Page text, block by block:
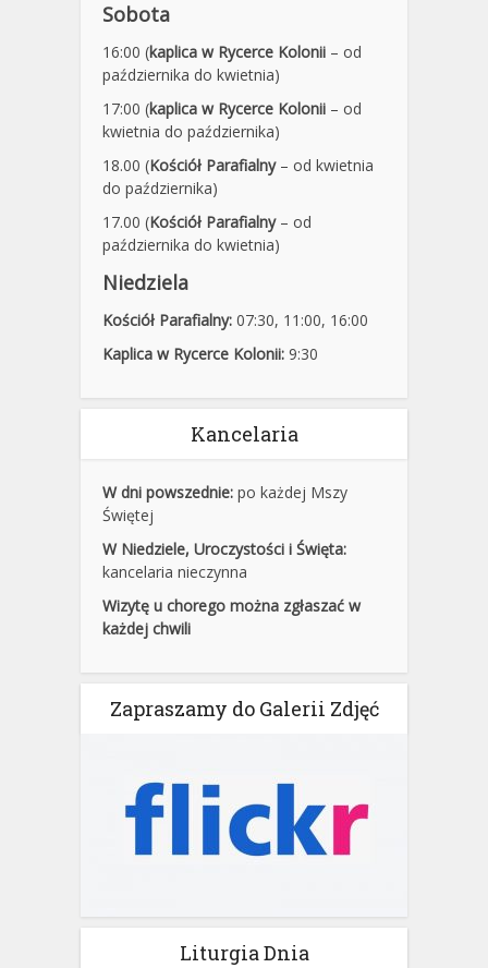
Sobota
16:00 (kaplica w Rycerce Kolonii – od
października do kwietnia)
17:00 (kaplica w Rycerce Kolonii – od
kwietnia do października)
18.00 (Kościół Parafialny– od kwietnia
do października)
17.00 (Kościół Parafialny– od
października do kwietnia)
Niedziela
Kościół Parafialny: 07:30, 11:00, 16:00
Kaplica w Rycerce Kolonii: 9:30
Kancelaria
W dni powszednie: po każdej Mszy
Świętej
W Niedziele, Uroczystości i Święta:
kancelaria nieczynna
Wizytę u chorego można zgłaszać w
każdej chwili
Zapraszamy do Galerii Zdjęć
Liturgia Dnia